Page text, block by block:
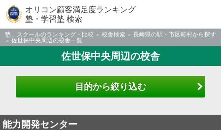
オリコン顧客満足度ランキング
塾・学習塾 検索
塾、スクールのランキング・比較 校舎検索
長崎県の駅・市区町村から探す
佐世保中央周辺の校舎一覧
佐世保中央周辺の校舎
目的から絞り込む
能力開発センター